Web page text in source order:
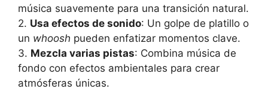
música suavemente para una transición natural.
2. Usa efectos de sonido: Un golpe de platillo o
un whoosh pueden enfatizar momentos clave.
3. Mezcla varias pistas: Combina música de
fondo con efectos ambientales para crear
atmósferas únicas.